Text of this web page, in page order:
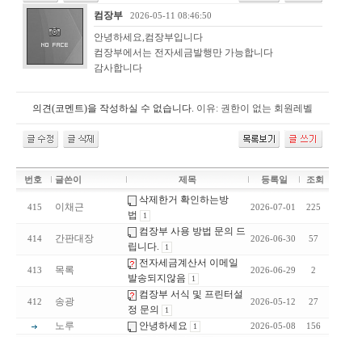
</span>
컴장부 2026-05-11 08:46:50
안녕하세요,컴장부입니다
컴장부에서는 전자세금발행만 가능합니다
감사합니다
의견(코멘트)을 작성하실 수 없습니다. 이유: 권한이 없는 회원레벨
번호 글쓴이 제목 등록일 조회
415 이채근
삭제한거 확인하는방
법
1
2026-07-01 225
414 간판대장
컴장부 사용 방법 문의 드
립니다.
1
2026-06-30 57
413 목록
전자세금계산서 이메일
발송되지않음
1
2026-06-29 2
412 송광
컴장부 서식 및 프린터설
정 문의
1
2026-05-12 27
노루 안녕하세요 1 2026-05-08
156